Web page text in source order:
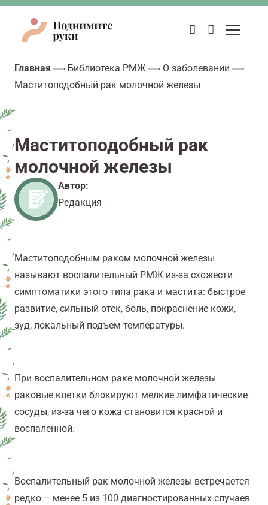
Главная Библиотека РМЖ
О заболевании
Маститоподобный рак молочной железы
Маститоподобный рак
молочной железы
Автор:
Редакция
Маститоподобным раком молочной железы
называют воспалительный РМЖ из-за схожести
симптоматики этого типа рака и мастита: быстрое
развитие, сильный отек, боль, покраснение кожи,
зуд, локальный подъем температуры.
При воспалительном раке молочной железы
раковые клетки блокируют мелкие лимфатические
сосуды, из-за чего кожа становится красной и
воспаленной.
Воспалительный рак молочной железы встречается
редко – менее 5 из 100 диагностированных случаев